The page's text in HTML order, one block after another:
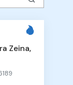
Zeina,